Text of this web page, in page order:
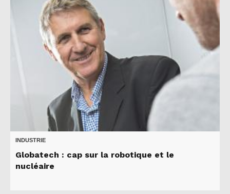
INDUSTRIE
Globatech : cap sur la robotique et le
nucléaire